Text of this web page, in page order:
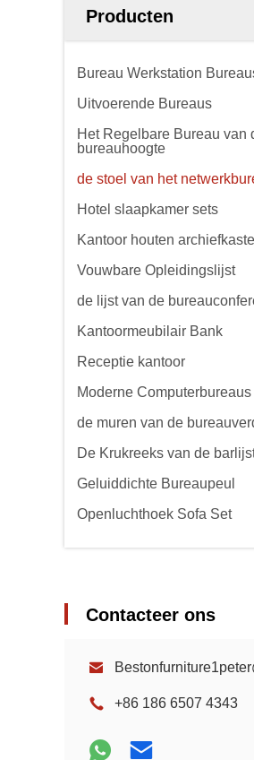
Producten
Bureau Werkstation
Uitvoerende Bureaus
Het Regelbare Bureau van
bureauhoogte
de stoel van het
Hotel slaapkamer sets
Kantoor houten
Vouwbare Opleidingslijst
de lijst van de
Kantoormeubilair Bank
Receptie kantoor
Moderne Computerbureaus
de muren van de
De Krukreeks van de
Geluiddichte Bureaupeul
Openluchthoek Sofa Set
Contacteer ons
+86 186 6507 4343